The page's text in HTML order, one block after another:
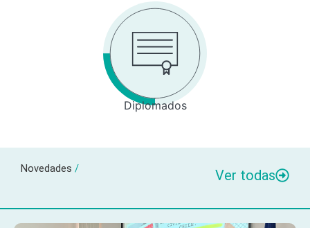
Diplomados
Novedades / Ver todas